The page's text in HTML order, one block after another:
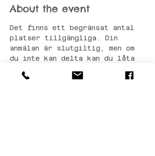
About the event
Det finns ett begränsat antal
platser tillgängliga. Din
anmälan är slutgiltig, men om
du inte kan delta kan du låta